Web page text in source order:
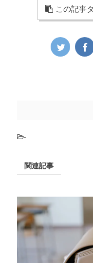
この記事
-
関連記事